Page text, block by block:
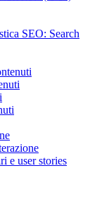
SEO: Search
e user stories